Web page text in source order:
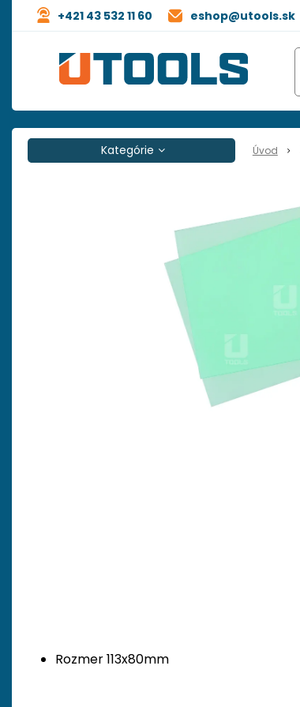
eshop@utools.sk
+421 43 532 11 60
Úvod
Rozmer 113x80mm
Kategórie